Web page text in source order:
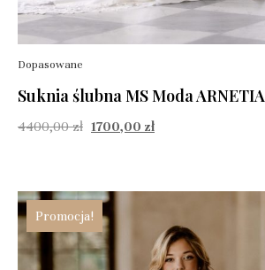
Dopasowane
Suknia ślubna MS Moda ARNETIA
4400,00zł 1700,00 zł
Promocja!